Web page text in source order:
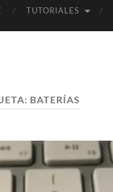
TUTORIALES
BATERÍAS